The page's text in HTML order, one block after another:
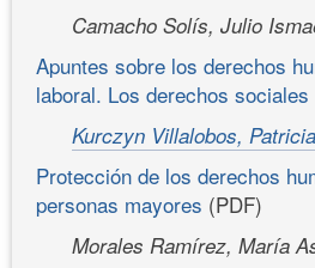
Camacho Solís, Julio
Apuntes sobre los derechos
laboral. Los derechos sociales
Kurczyn Villalobos, Patricia
Protección de los derechos
personas mayores (PDF)
Morales Ramírez, María